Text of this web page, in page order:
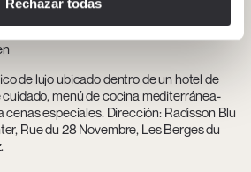
Rechazar todas
de lujo ubicado dentro de un hotel de
menú de cocina mediterránea-
especiales. Dirección: Radisson Blu
Rue du 28 Novembre, Les Berges du